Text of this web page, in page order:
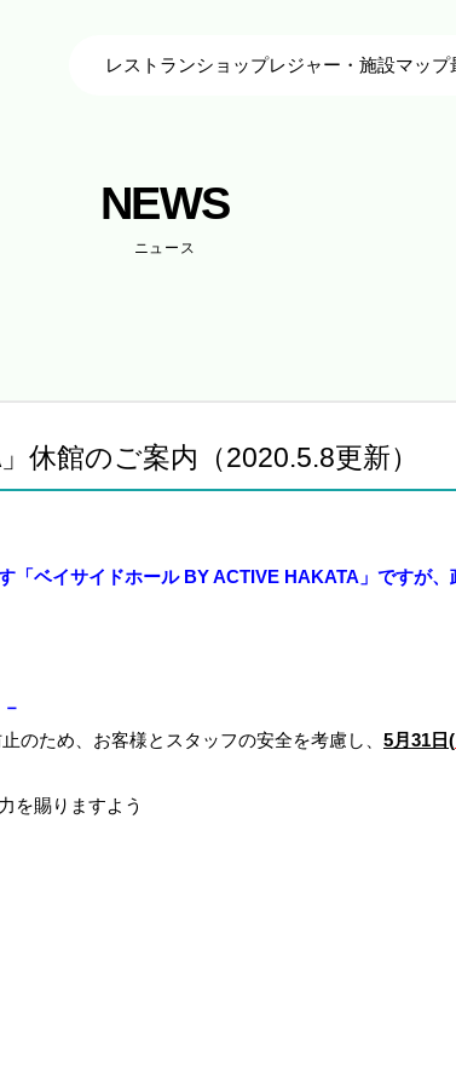
レストランショップレジャー・施設マップ
NEWS
ニュース
休館のご案内（2020.5.8更新）
「ベイサイドホール BY ACTIVE HAKATA 」ですが
のため、 お客様とスタッフの安全を考慮し、 5月31日(
を賜りますよう